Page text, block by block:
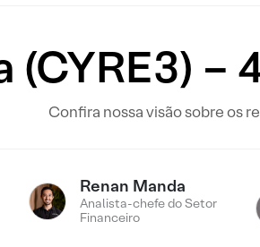
(CYRE3) –
Confira nossa visão sobre os
Renan Manda
Analista-chefe do Setor
Financeiro